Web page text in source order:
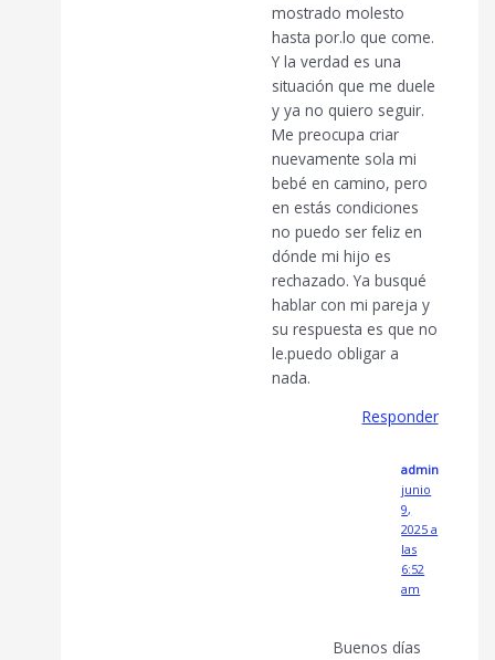
mostrado molesto
hasta por.lo que come.
Y la verdad es una
situación que me duele
y ya no quiero seguir.
Me preocupa criar
nuevamente sola mi
bebé en camino, pero
en estás condiciones
no puedo ser feliz en
dónde mi hijo es
rechazado. Ya busqué
hablar con mi pareja y
su respuesta es que no
le.puedo obligar a
nada.
Responder
admin
junio
9,
2025 a
las
6:52
am
Buenos días